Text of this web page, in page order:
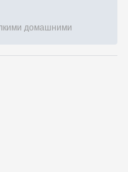
домашними